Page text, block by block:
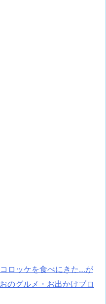
ロッケを食べにきた…が
のグルメ・お出かけブロ